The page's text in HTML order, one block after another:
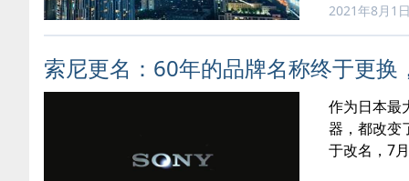
2021年8月1
索尼更名：60年的品牌名称终于更
作为日本最
器，都改变
于改名，7